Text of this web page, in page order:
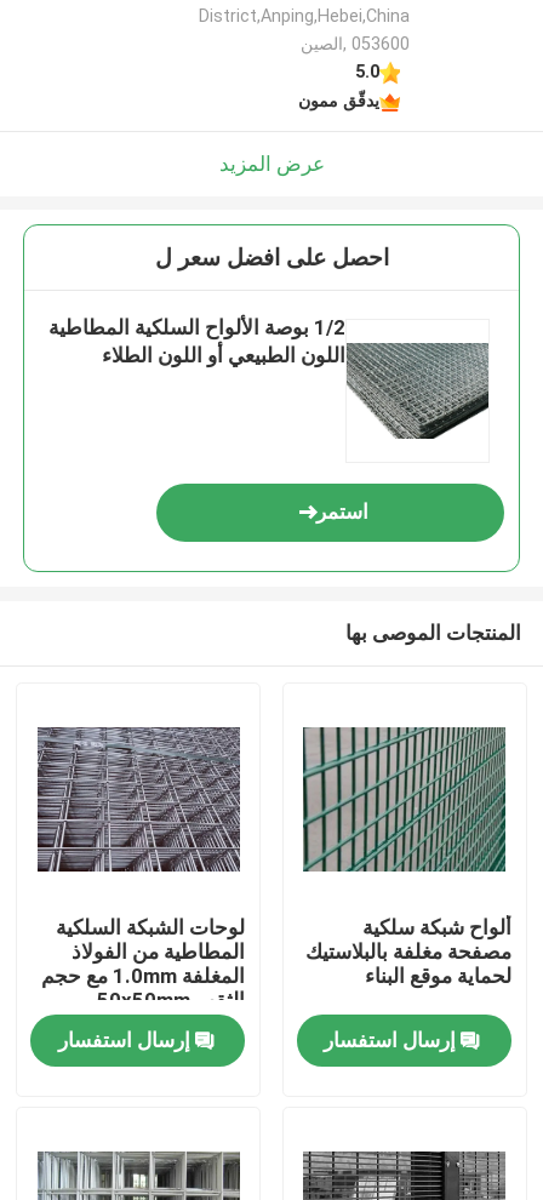
المنزل
District,Anping,Hebei,China
053600 ,الصين
5.0
يدقّق ممون
عرض المزيد
احصل على افضل سعر ل
1/2 بوصة الألواح السلكية المطاطية
اللون الطبيعي أو اللون الطلاء
استمر
المنتجات الموصى بها
ألواح شبكة سلكية
مصفحة مغلفة بالبلاستيك
لحماية موقع البناء
إرسال استفسار
لوحات الشبكة السلكية
المطاطية من الفولاذ
المغلفة 1.0mm مع حجم
الثقب 50x50mm
لسهولة التثبيت
إرسال استفسار